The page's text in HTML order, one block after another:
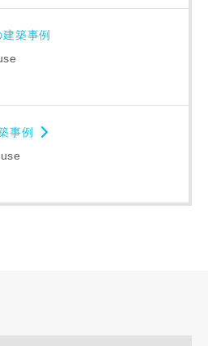
建築事例
事例
用契約に関し，お客様に発生した
責任、不法行為責任、その他の法
わず賠償の責任を負わないものと
スを利用することにより第三者と
て一切責任を負わないものとしま